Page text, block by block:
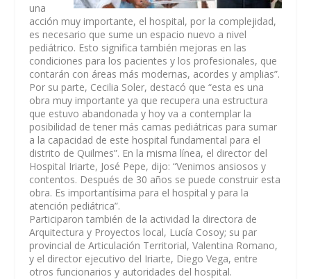
una
acción muy importante, el hospital, por la complejidad,
es necesario que sume un espacio nuevo a nivel
pediátrico. Esto significa también mejoras en las
condiciones para los pacientes y los profesionales, que
contarán con áreas más modernas, acordes y amplias”.
Por su parte, Cecilia Soler, destacó que “esta es una
obra muy importante ya que recupera una estructura
que estuvo abandonada y hoy va a contemplar la
posibilidad de tener más camas pediátricas para sumar
a la capacidad de este hospital fundamental para el
distrito de Quilmes”. En la misma línea, el director del
Hospital Iriarte, José Pepe, dijo: “Venimos ansiosos y
contentos. Después de 30 años se puede construir esta
obra. Es importantísima para el hospital y para la
atención pediátrica”.
Participaron también de la actividad la directora de
Arquitectura y Proyectos local, Lucía Cosoy; su par
provincial de Articulación Territorial, Valentina Romano,
y el director ejecutivo del Iriarte, Diego Vega, entre
otros funcionarios y autoridades del hospital.